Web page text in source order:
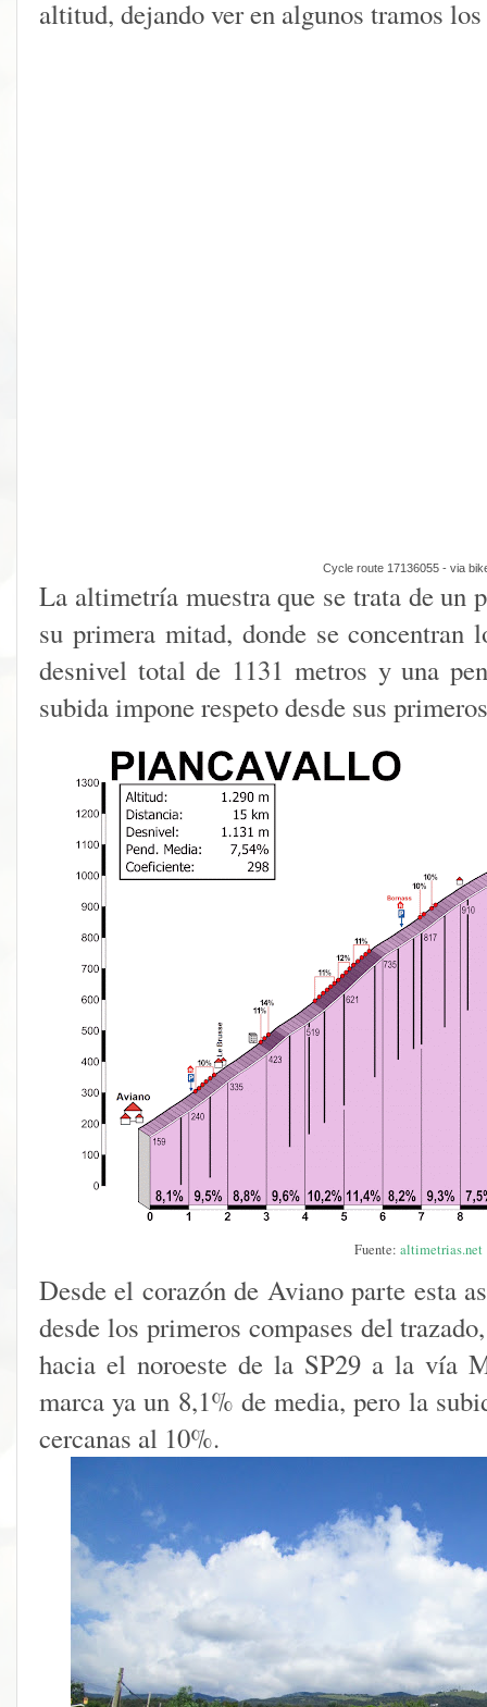
altitud, dejando ver en algunos tramos
Cycle route 17136055- via
La altimetría muestra que se trata de un
su primera mitad, donde se concentran
desnivel total de 1131 metros y una
subida impone respeto desde sus
Fuente: altimetrias.net
Desde el corazón de Aviano parte esta
desde los primeros compases del
hacia el noroeste de la SP29 a la vía
marca ya un 8,1% de media, pero la
cercanas al 10%.